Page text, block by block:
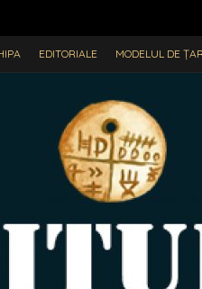
EDITORIALE MODELUL DE